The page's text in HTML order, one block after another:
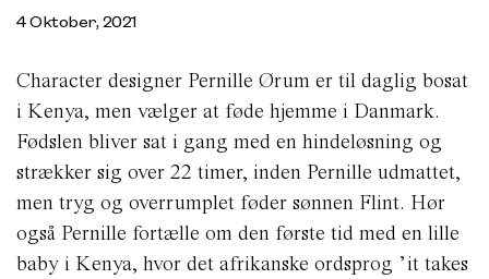
4 Oktober, 2021
Character designer Pernille Ørum er til daglig bosat
i Kenya, men vælger at føde hjemme i Danmark.
Fødslen bliver sat i gang med en hindeløsning og
strækker sig over 22 timer, inden Pernille udmattet,
men tryg og overrumplet føder sønnen Flint. Hør
også Pernille fortælle om den første tid med en lille
baby i Kenya, hvor det afrikanske ordsprog ’it takes